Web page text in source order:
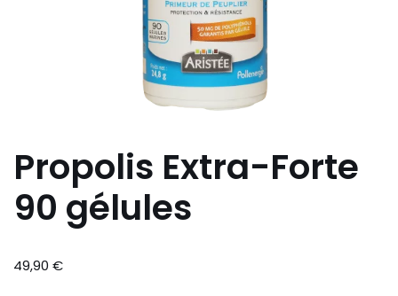
Propolis Extra-Forte
90 gélules
49,90 €